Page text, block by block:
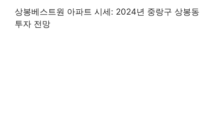
상봉베스트원 아파트 시세: 2024년 중랑구 상봉동
투자 전망